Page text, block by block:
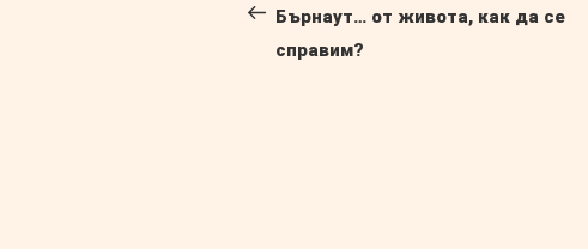
публикация
Бърнаут… от живота, как да се
справим?